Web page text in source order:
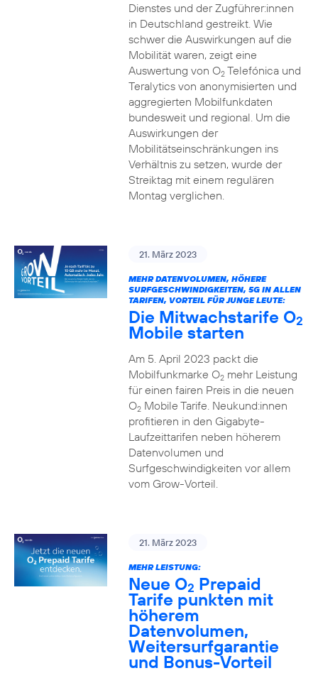
Dienstes und der Zugführer:innen
in Deutschland gestreikt. Wie
schwer die Auswirkungen auf die
Mobilität waren, zeigt eine
Auswertung von O2Telefónica und
Teralytics von anonymisierten und
aggregierten Mobilfunkdaten
bundesweit und regional. Um die
Auswirkungen der
Mobilitätseinschränkungen ins
Verhältnis zu setzen, wurde der
Streiktag mit einem regulären
Montag verglichen.
21. März 2023
MEHR DATENVOLUMEN, HÖHERE
SURFGESCHWINDIGKEITEN, 5G IN ALLEN
TARIFEN, VORTEIL FÜR JUNGE LEUTE:
Die Mitwachstarife O2
Mobile starten
Am 5. April 2023 packt die
Mobilfunkmarke O2mehr Leistung
für einen fairen Preis in die neuen
O2Mobile Tarife. Neukund:innen
profitieren in den Gigabyte-
Laufzeittarifen neben höherem
Datenvolumen und
Surfgeschwindigkeiten vor allem
vom Grow-Vorteil.
21. März 2023
MEHR LEISTUNG:
Neue O2 Prepaid
Tarife punkten mit
höherem
Datenvolumen,
Weitersurfgarantie
und Bonus-Vorteil